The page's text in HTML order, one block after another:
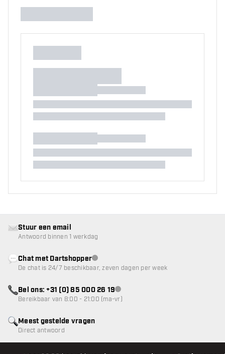
Meest gestelde vragen
Direct antwoord
Stuur een email
Antwoord binnen 1 werkdag
Chat met Dartshopperklantenservice niet beschikbaar
De chat is 24/7 beschikbaar, zeven dagen per week
Bel ons: +31 (0) 85 000 26 19klantenservice niet beschikbaar
Bereikbaar van 8:00 - 21:00 (ma-vr)